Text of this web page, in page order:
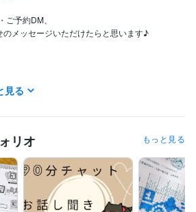
予約DM、
のメッセージいただけたらと思います♪
時間帯があるため
せください(｡･ω･｡)ﾉ
プラン身動きタイパ！ヒアリングしタイムス
卸し」雑談一緒にします♪
に解きます！
ス☺︎
見る
リオ もっと見る